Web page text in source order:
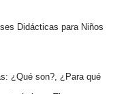
Didácticas para Niños
¿Qué son?, ¿Para qué